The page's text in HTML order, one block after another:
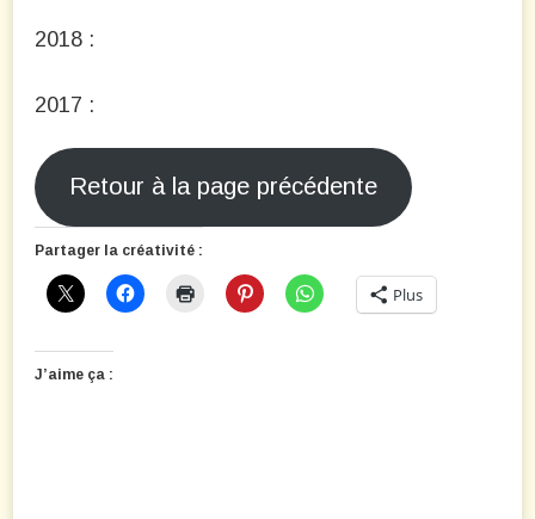
2018 :
2017 :
Retour à la page précédente
Partager la créativité :
Plus
J’aime ça :